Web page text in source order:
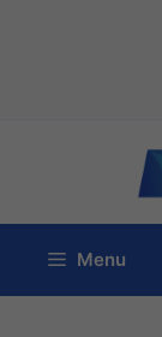
contenuto
Menu